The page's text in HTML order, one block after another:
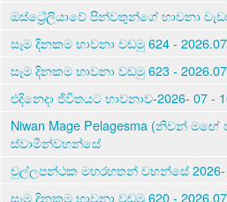
ඔස්ට්‍රේලියාවේ පින්වතුන්ගේ භාවනා
සෑම දිනකම භාවනා වඩමු 624 -
සෑම දිනකම භාවනා වඩමු 623 -
එදිනෙදා ජිවිතයට භාවනාව-2026- 07 -
Niwan Mage Pelagesma (නිවන්
ස්වාමීන්වහන්සේ
චුල්ලපන්ථක මහරහතන් වහන්සේ 2026- 07
සෑම දිනකම භාවනා වඩමු 620 -